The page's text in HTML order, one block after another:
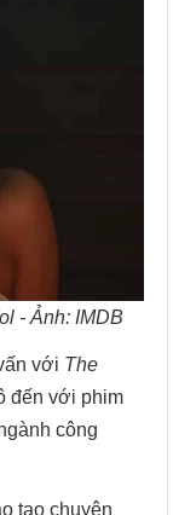
- Ảnh: IMDB
với The
đến với phim
công
tạo chuyên